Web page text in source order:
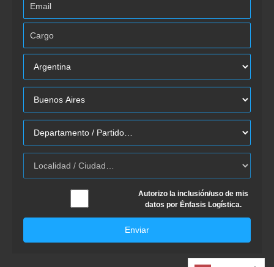
Autorizo la inclusión/uso de mis
datos por Énfasis Logística.
Enviar